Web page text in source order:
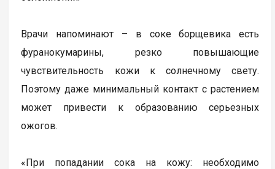
Врачи напоминают – в соке борщевика есть
фуранокумарины, резко повышающие
чувствительность кожи к солнечному свету.
Поэтому даже минимальный контакт с растением
может привести к образованию серьезных
ожогов.
«При попадании сока на кожу: необходимо